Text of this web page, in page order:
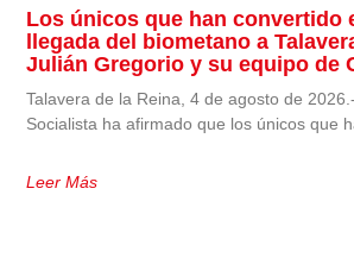
Los únicos que han convertido
llegada del biometano a
Julián Gregorio y su equipo de
Talavera de la Reina, 4 de agosto de
Socialista ha afirmado que los únicos que
Leer Más